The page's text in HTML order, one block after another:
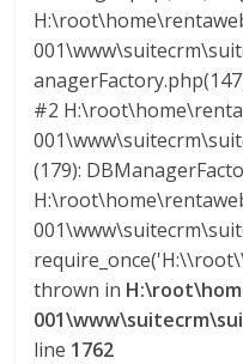
v
a
#2
(179):
thrown in
line 1762